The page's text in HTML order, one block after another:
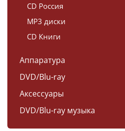
CD Россия
MP3 диски
CD Книги
Аппаратура
DVD/Blu-ray
Аксессуары
DVD/Blu-ray музыка